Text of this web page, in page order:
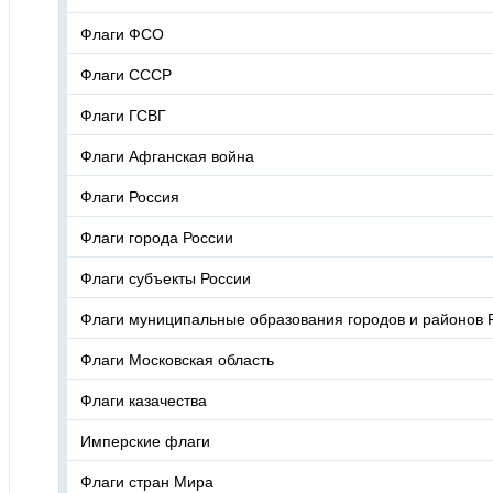
Флаги ФСО
Флаги СССР
Флаги ГСВГ
Флаги Афганская война
Флаги Россия
Флаги города России
Флаги субъекты России
Флаги муниципальные образования городов и районов
Флаги Московская область
Флаги казачества
Имперские флаги
Флаги стран Мира